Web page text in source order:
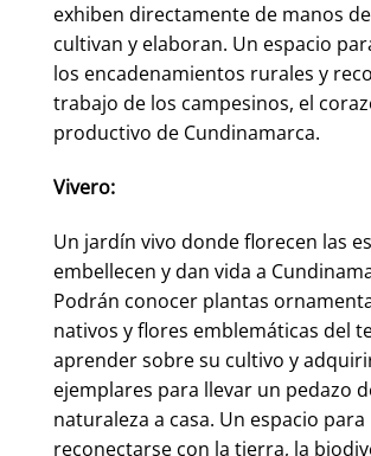
exhiben directamente de manos
cultivan y elaboran. Un espacio
los encadenamientos rurales y
trabajo de los campesinos, el
productivo de Cundinamarca.
Vivero:
Un jardín vivo donde florecen las
embellecen y dan vida a
Podrán conocer plantas
nativos y flores emblemáticas del
aprender sobre su cultivo y
ejemplares para llevar un pedazo
naturaleza a casa. Un espacio para
reconectarse con la tierra, la